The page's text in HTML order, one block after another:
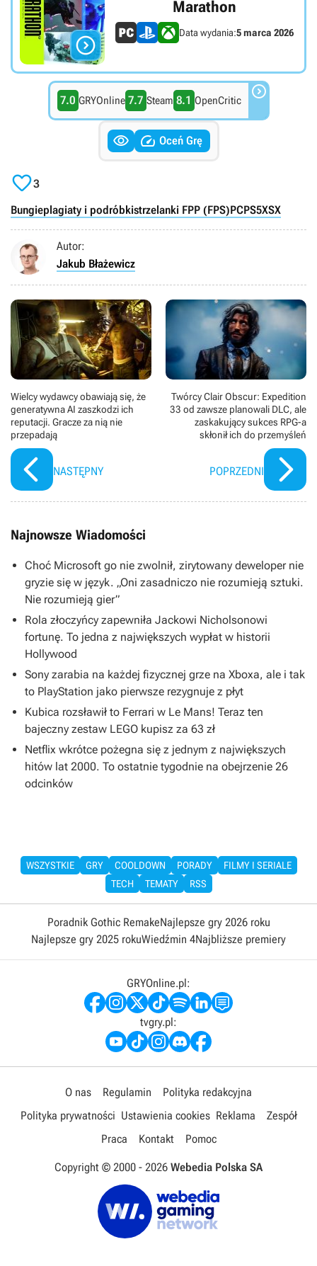

Marathon
Data wydania:5 marca 2026
7.0 GRYOnline 7.7 Steam 8.1 OpenCritic 
  Oceń Grę
3
Bungieplagiaty i podróbkistrzelanki FPP (FPS)PCPS5XSX
Autor:
Jakub Błażewicz
Wielcy wydawcy obawiają się, że
generatywna AI zaszkodzi ich
reputacji. Gracze za nią nie
przepadają
NASTĘPNY
Twórcy Clair Obscur: Expedition
33 od zawsze planowali DLC, ale
zaskakujący sukces RPG-a
skłonił ich do przemyśleń
POPRZEDNI
Najnowsze Wiadomości
Choć Microsoft go nie zwolnił, zirytowany deweloper nie
gryzie się w język. „Oni zasadniczo nie rozumieją sztuki.
Nie rozumieją gier”
Rola złoczyńcy zapewniła Jackowi Nicholsonowi
fortunę. To jedna z największych wypłat w historii
Hollywood
Sony zarabia na każdej fizycznej grze na Xboxa, ale i tak
to PlayStation jako pierwsze rezygnuje z płyt
Kubica rozsławił to Ferrari w Le Mans! Teraz ten
bajeczny zestaw LEGO kupisz za 63 zł
Netflix wkrótce pożegna się z jednym z największych
hitów lat 2000. To ostatnie tygodnie na obejrzenie 26
odcinków
WSZYSTKIE GRY COOLDOWN PORADY
FILMY I SERIALE
TECH
TEMATY RSS
Poradnik Gothic RemakeNajlepsze gry 2026 roku
Najlepsze gry 2025 rokuWiedźmin 4Najbliższe premiery
GRYOnline.pl:
tvgry.pl:
O nas Regulamin
Polityka redakcyjna
Polityka prywatności Ustawienia cookies Reklama
Zespół
Praca
Kontakt Pomoc
Copyright © 2000 - 2026 Webedia Polska SA